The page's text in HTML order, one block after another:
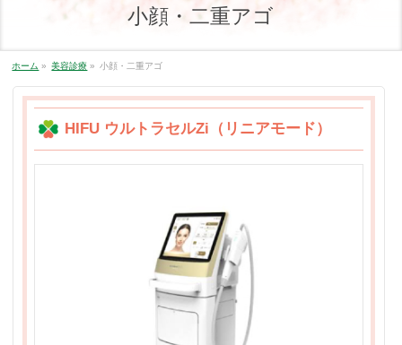
小顔・二重アゴ
ホーム » 美容診療 » 小顔・二重アゴ
HIFU ウルトラセルZi（リニアモード）